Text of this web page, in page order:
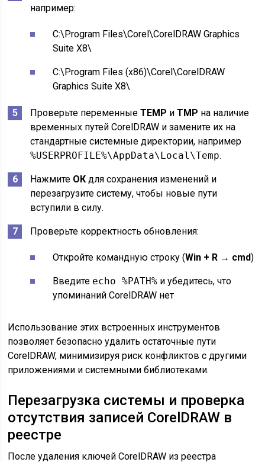
например:
C:\Program Files\Corel\CorelDRAW Graphics
Suite X8\
C:\Program Files (x86)\Corel\CorelDRAW
Graphics Suite X8\
Проверьте переменныеTEMP иTMP на наличие
временных путей CorelDRAW и замените их на
стандартные системные директории, например
%USERPROFILE%\AppData\Local\Temp.
Нажмите ОК для сохранения изменений и
перезагрузите систему, чтобы новые пути
вступили в силу.
Проверьте корректность обновления:
Откройте командную строку (Win + R → cmd)
Введите echo %PATH% и убедитесь, что
упоминаний CorelDRAW нет
Использование этих встроенных инструментов
позволяет безопасно удалить остаточные пути
CorelDRAW, минимизируя риск конфликтов с другими
приложениями и системными библиотеками.
Перезагрузка системы и проверка
отсутствия записей CorelDRAW в
реестре
После удаления ключей CorelDRAW из реестра